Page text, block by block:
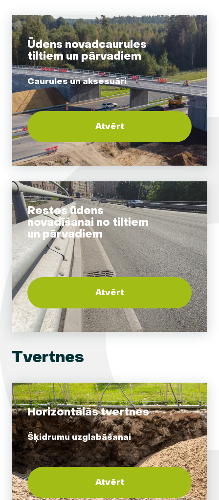
Ūdens novadcaurules
tiltiem un pārvadiem
Caurules un aksesuāri
Atvērt
Restes ūdens
novadīšanai no tiltiem
un pārvadiem
Atvērt
Tvertnes
Horizontālās tvertnes
Šķidrumu uzglabāšanai
Atvērt